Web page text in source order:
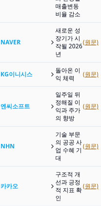
매출변동
비율 감소
NAVER
새로운 성
장기가 시
작될 2026
년
(원문)
KG이니시스
돌아온 이
익 체력
(원문)
엔씨소프트
일주일 뒤
정해질 이
익과 주가
의 향방
(원문)
NHN
기술 부문
의 공공 사
업 수혜 기
대
(원문)
카카오
구조적 개
선과 긍정
적 지표 확
인
(원문)